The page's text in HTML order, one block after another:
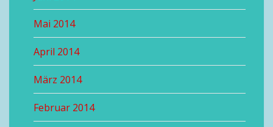
Mai 2014
April 2014
März 2014
Februar 2014